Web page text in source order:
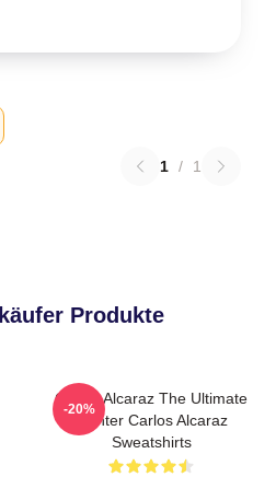
1 / 1
Produkte
Carlos Alcaraz The Ultimate
Fighter Carlos Alcaraz
Sweatshirts
-20%